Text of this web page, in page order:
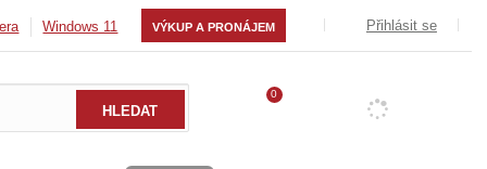
Windows 11 VÝKUP A PRONÁJEM Přihlásit se
0